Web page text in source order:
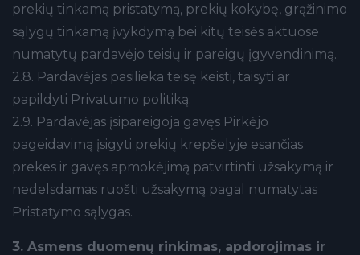
prekių tinkamą pristatymą, prekių kokybę, grąžinimo
sąlygų tinkamą įvykdymą bei kitų teisės aktuose
numatytų pardavėjo teisių ir pareigų įgyvendinimą.
2.8. Pardavėjas pasilieka teisę keisti, taisyti ar
papildyti Privatumo politiką.
2.9. Pardavėjas įsipareigoja gavęs Pirkėjo
pageidavimą įsigyti prekių krepšelyje esančias
prekes ir gavęs apmokėjimą patvirtinti užsakymą ir
nedelsdamas ruošti užsakymą pagal numatytas
Pristatymo sąlygas.
3. Asmens duomenų rinkimas, apdorojimas ir